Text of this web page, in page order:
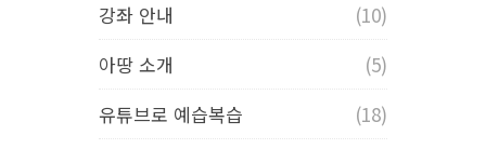
강좌 안내
(10)
아땅 소개
(5)
유튜브로 예습복습
(18)